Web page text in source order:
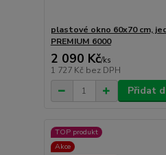
plastové okno 60x70 cm,
PREMIUM 6000
2 090 Kč/ks
1 727 Kč bez DPH
Přidat
TOP produkt
Akce